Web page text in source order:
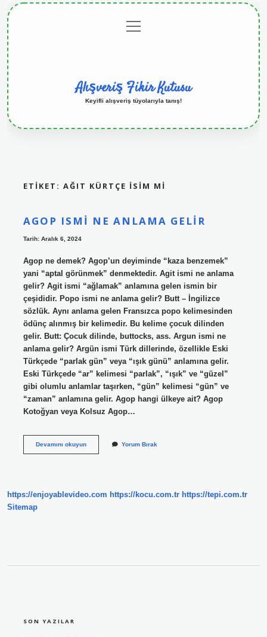
menüyü
aç
Alışveriş Fikir Kutusu
Keyifli alışveriş tüyolarıyla tanış!
ETIKET: AĞIT KÜRTÇE ISIM MI
AGOP ISMI NE ANLAMA GELIR
Tarih: Aralık 6, 2024
Agop ne demek? Agop’un deyiminde “kaza benzemek”
yani “aptal görünmek” denmektedir. Agit ismi ne anlama
gelir? Agit ismi “ağlamak” anlamına gelen ismin bir
çeşididir. Popo ismi ne anlama gelir? Butt – İngilizce
sözlük. Aynı anlama gelen Fransızca popo kelimesinden
ödünç alınmış bir kelimedir. Bu kelime çocuk dilinden
gelir. Butt: Çocuk dilinde, buttocks, ass. Argun ismi ne
anlama gelir? Argün ismi Türk dillerinde, özellikle Eski
Türkçede “parlak gün” veya “ışık günü” anlamına gelir.
Eski Türkçede “ar” kelimesi “parlak”, “ışık” ve “güzel”
gibi olumlu anlamlar taşırken, “gün” kelimesi “gün” ve
“zaman” anlamına gelir. Agop hangi ülkeye ait? Agop
Kotoğyan veya Kolsuz Agop…
Devamını okuyunAgop
Yorum Bırak
https://enjoyablevideo.com https://kocu.com.tr https://tepi.com.tr
Sitemap
SON YAZILAR